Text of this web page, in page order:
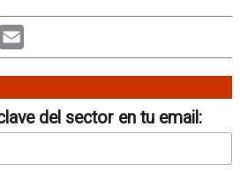
Email
del sector en tu email: